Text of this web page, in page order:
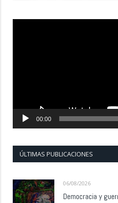
00:00
ÚLTIMAS PUBLICACIONES
06/08/2026
Democracia y